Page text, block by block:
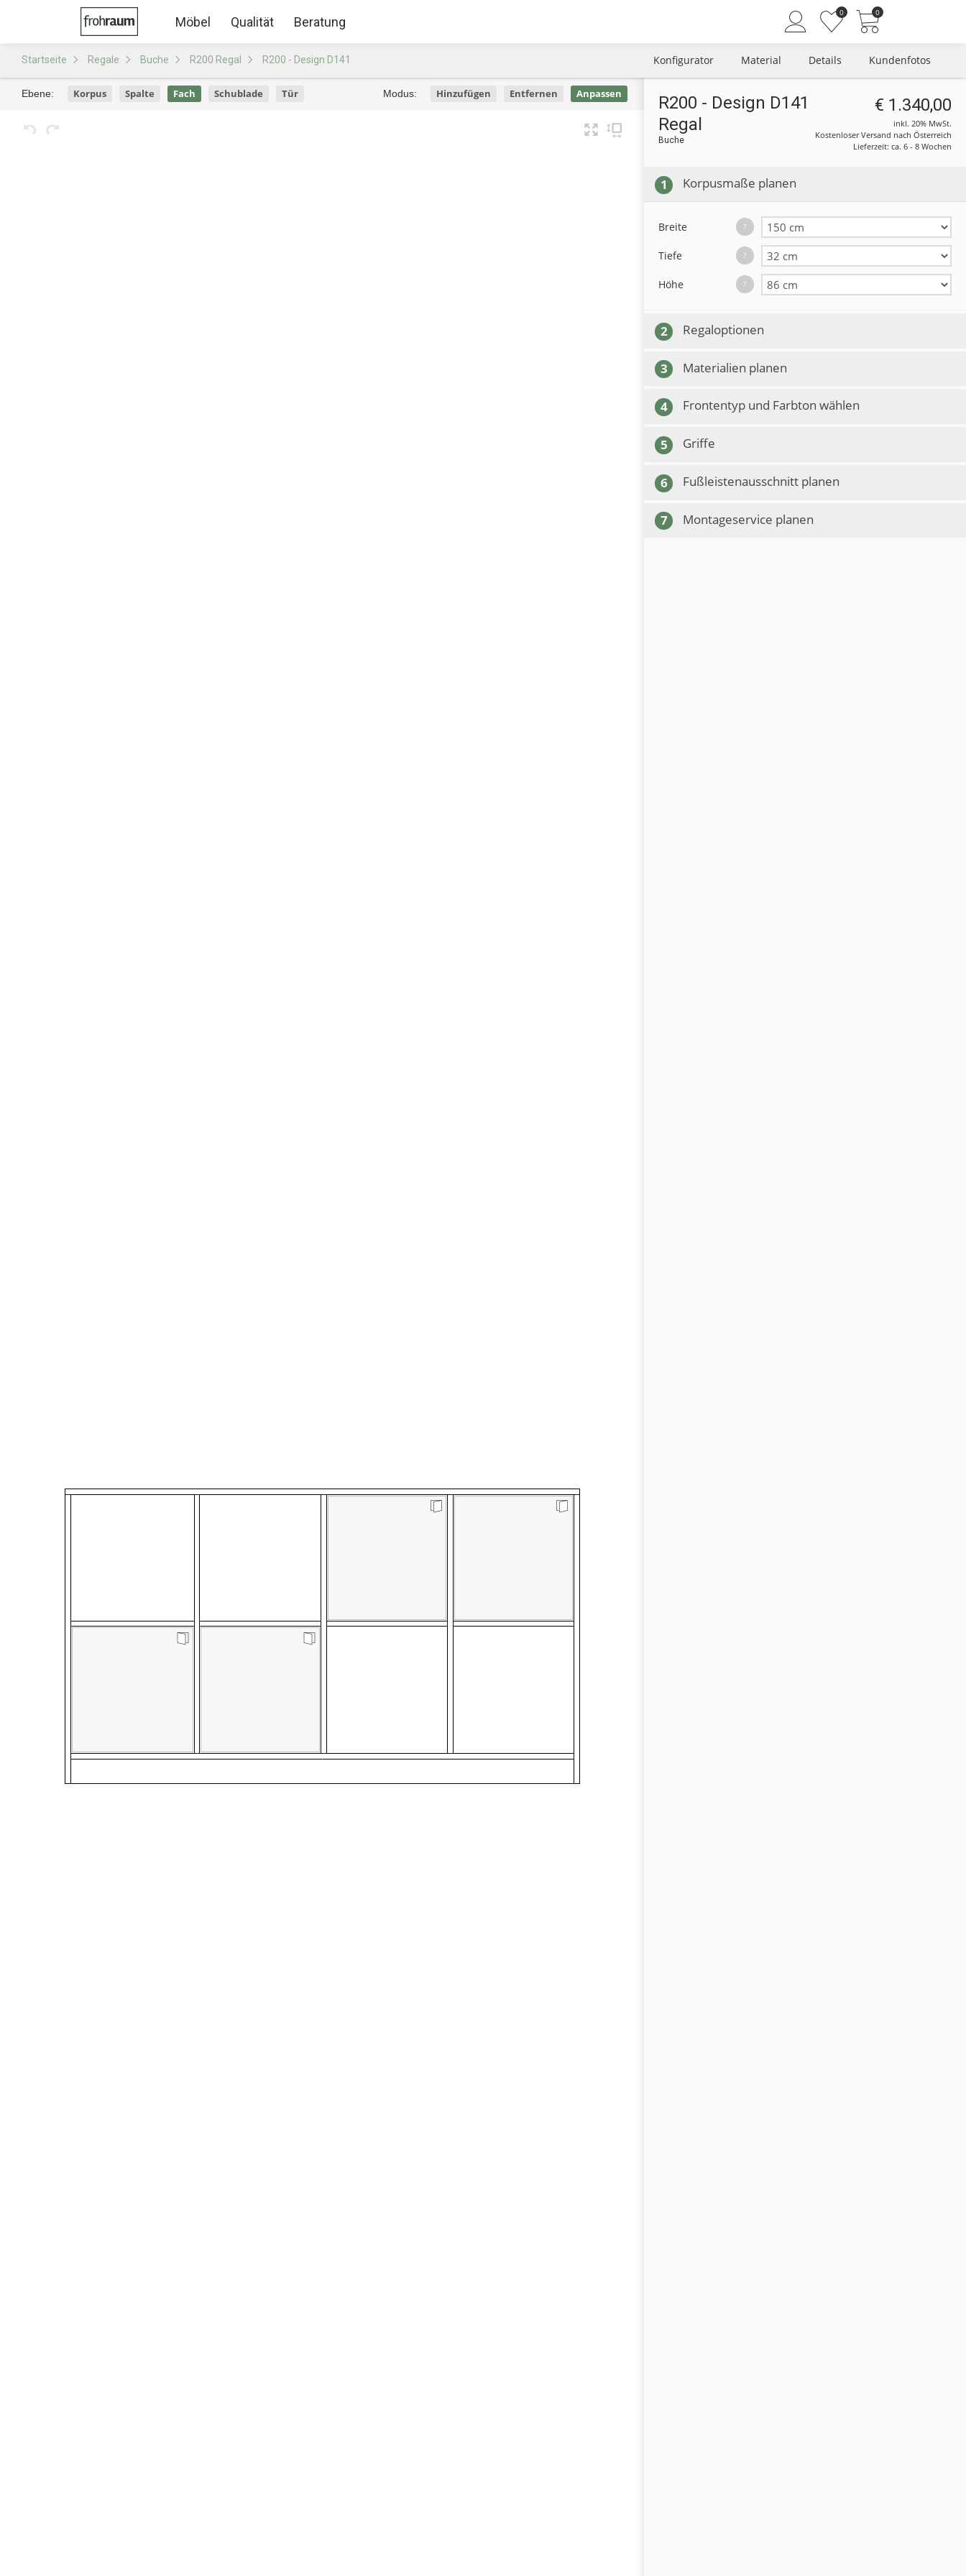
Möbel Qualität Beratung
0 0
Startseite Regale Buche R200 Regal R200 - Design D141 Konfigurator Material Details Kundenfotos
Ebene: Korpus Spalte Fach Schublade Tür Modus: Hinzufügen Entfernen Anpassen
R200 - Design D141
Regal
Buche
€ 1.340,00
inkl. 20% MwSt.
Kostenloser Versand nach Österreich
Lieferzeit: ca. 6 - 8 Wochen
1 Korpusmaße planen
Breite ?
Tiefe ?
Höhe ?
2 Regaloptionen
3 Materialien planen
4 Frontentyp und Farbton wählen
5 Griffe
6 Fußleistenausschnitt planen
7 Montageservice planen